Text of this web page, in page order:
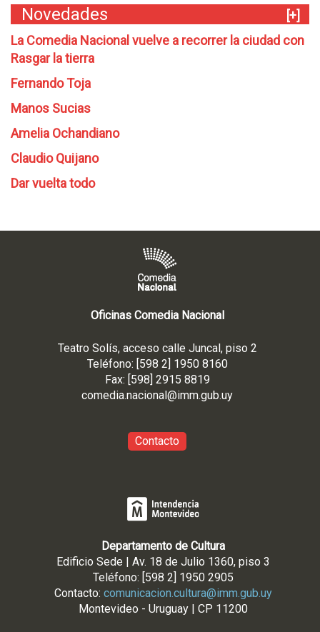
Novedades
[+]
La Comedia Nacional vuelve a recorrer la ciudad con
Rasgar la tierra
Fernando Toja
Manos Sucias
Amelia Ochandiano
Claudio Quijano
Dar vuelta todo
Oficinas Comedia Nacional
Teatro Solís, acceso calle Juncal, piso 2
Teléfono: [598 2] 1950 8160
Fax: [598] 2915 8819
comedia.nacional@imm.gub.uy
Contacto
Departamento de Cultura
Edificio Sede | Av. 18 de Julio 1360, piso 3
Teléfono: [598 2] 1950 2905
Contacto: comunicacion.cultura@imm.gub.uy
Montevideo - Uruguay | CP 11200